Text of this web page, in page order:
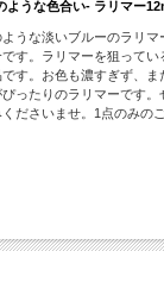
ような色合い- ラリマー
ような淡いブルーのラリマ
です。ラリマーを狙ってい
す。お色も濃すぎず、ま
ったりのラリマーです。
ださいませ。1点のみの